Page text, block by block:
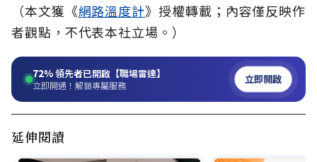
（本文獲《網路溫度計》授權轉載；內容僅反映作
者觀點，不代表本社立場。）
72%領先者已開啟【職場雷達】
立即開通！解鎖專屬服務 立即開啟
延伸閱讀